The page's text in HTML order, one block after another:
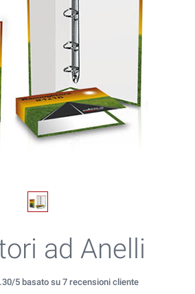
ad Anelli
/5 basato su 7 recensioni cliente